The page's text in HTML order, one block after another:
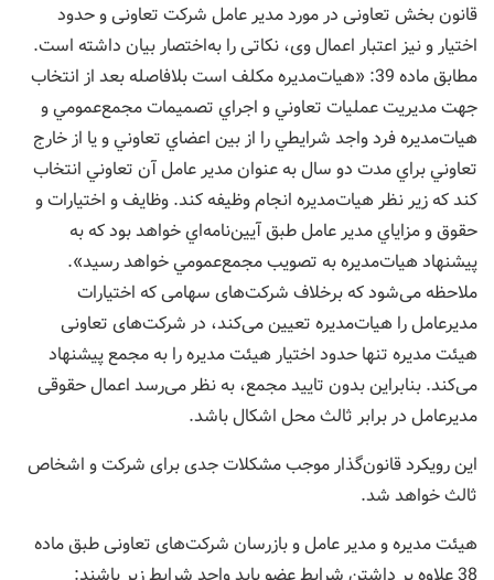
قانون بخش تعاونی در مورد مدیر عامل شرکت تعاونی و حدود
اختیار و نیز اعتبار اعمال وی، نکاتی را به‌اختصار بیان داشته است.
مطابق ماده 39: «هیات‌مدیره مكلف است بلافاصله بعد از انتخاب
جهت مديريت عمليات تعاوني و اجراي تصميمات مجمع‌عمومي و
هيات‌مديره فرد ‌واجد شرايطي را از بين اعضاي تعاوني و يا از خارج
تعاوني براي مدت دو سال به عنوان مدير عامل آن تعاوني انتخاب
كند كه زير نظر هيات‌مديره ‌انجام وظيفه کند. وظايف و اختيارات و
حقوق و مزاياي مدير عامل طبق آيين‌نامه‌اي خواهد بود كه به
پيشنهاد هيات‌مديره به تصويب مجمع‌عمومي ‌خواهد رسيد».
ملاحظه می‌شود که برخلاف شرکت‌های سهامی که اختیارات
مدیرعامل را هيات‌مدیره تعیین می‌کند، در شرکت‌های تعاونی
هيئت مدیره تنها حدود اختیار هيئت مدیره را به مجمع پیشنهاد
می‌کند. بنابراین بدون تایید مجمع، به نظر می‌رسد اعمال حقوقی
مدیرعامل در برابر ثالث محل اشکال باشد.
این رویکرد قانون‌گذار موجب مشکلات جدی برای شرکت و اشخاص
ثالث خواهد شد.
هيئت مديره و مدير عامل و بازرسان شرکت‌های تعاونی طبق ماده